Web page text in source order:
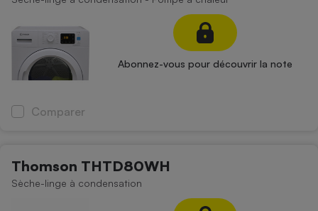
Abonnez-vous pour découvrir la note
Comparer
Thomson THTD80WH
Sèche-linge à condensation